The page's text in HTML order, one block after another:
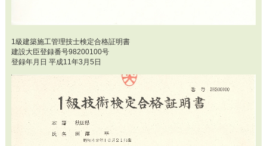
1級建築施工管理技士検定合格証明書
建設大臣登録番号98200100号
登録年月日 平成11年3月5日